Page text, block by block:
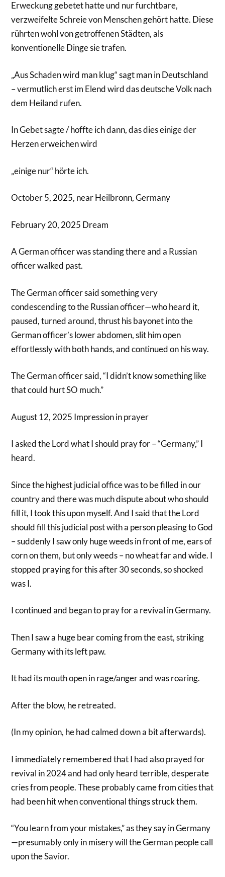
Erweckung gebetet hatte und nur furchtbare,
verzweifelte Schreie von Menschen gehört hatte. Diese
rührten wohl von getroffenen Städten, als
konventionelle Dinge sie trafen.
„Aus Schaden wird man klug“ sagt man in Deutschland
– vermutlich erst im Elend wird das deutsche Volk nach
dem Heiland rufen.
In Gebet sagte / hoffte ich dann, das dies einige der
Herzen erweichen wird
„einige nur“ hörte ich.
October 5, 2025, near Heilbronn, Germany
February 20, 2025 Dream
A German officer was standing there and a Russian
officer walked past.
The German officer said something very
condescending to the Russian officer—who heard it,
paused, turned around, thrust his bayonet into the
German officer’s lower abdomen, slit him open
effortlessly with both hands, and continued on his way.
The German officer said, “I didn’t know something like
that could hurt SO much.”
August 12, 2025 Impression in prayer
I asked the Lord what I should pray for – “Germany,” I
heard.
Since the highest judicial office was to be filled in our
country and there was much dispute about who should
fill it, I took this upon myself. And I said that the Lord
should fill this judicial post with a person pleasing to God
– suddenly I saw only huge weeds in front of me, ears of
corn on them, but only weeds – no wheat far and wide. I
stopped praying for this after 30 seconds, so shocked
was I.
I continued and began to pray for a revival in Germany.
Then I saw a huge bear coming from the east, striking
Germany with its left paw.
It had its mouth open in rage/anger and was roaring.
After the blow, he retreated.
(In my opinion, he had calmed down a bit afterwards).
I immediately remembered that I had also prayed for
revival in 2024 and had only heard terrible, desperate
cries from people. These probably came from cities that
had been hit when conventional things struck them.
“You learn from your mistakes,” as they say in Germany
—presumably only in misery will the German people call
upon the Savior.